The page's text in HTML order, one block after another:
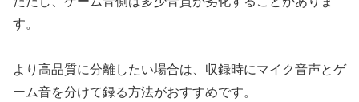
す。
より高品質に分離したい場合は、収録時にマイク音声とゲ
ーム音を分けて録る方法がおすすめです。